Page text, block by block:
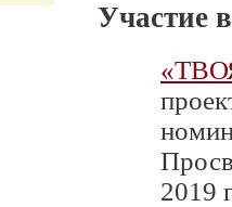
Участие
2019